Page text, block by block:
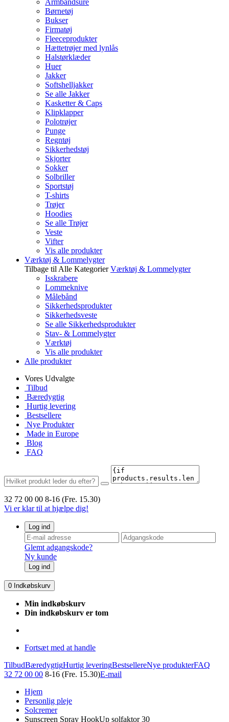
Armbåndsure
Børnetøj
Bukser
Firmatøj
Fleeceprodukter
Hættetrøjer med lynlås
Halstørklæder
Huer
Jakker
Softshelljakker
Se alle Jakker
Kasketter & Caps
Klipklapper
Polotrøjer
Punge
Regntøj
Sikkerhedstøj
Skjorter
Sokker
Solbriller
Sportstøj
T-shirts
Trøjer
Hoodies
Se alle Trøjer
Veste
Vifter
Vis alle produkter
Værktøj & Lommelygter
Tilbage til Alle Kategorier Værktøj & Lommelygter
Isskrabere
Lommeknive
Målebånd
Sikkerhedsprodukter
Sikkerhedsveste
Se alle Sikkerhedsprodukter
Stav- & Lommelygter
Værktøj
Vis alle produkter
Alle produkter
Vores Udvalgte
Tilbud
Bæredygtig
Hurtig levering
Bestsellere
Nye Produkter
Made in Europe
Blog
FAQ
32 72 00 00 8-16 (Fre. 15.30)
Vi er klar til at hjælpe dig!
Log ind
Glemt adgangskode?
Ny kunde
Log ind
0 Indkøbskurv
Min indkøbskurv
Din indkøbskurv er tom
Fortsæt med at handle
TilbudBæredygtigHurtig leveringBestsellereNye produkterFAQ
32 72 00 00 8-16 (Fre. 15.30)E-mail
Hjem
Personlig pleje
Solcremer
Sunscreen Spray HookUp solfaktor 30